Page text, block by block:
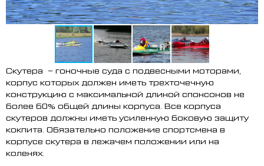
Скутера – гоночные суда с подвесными моторами,
корпус которых должен иметь трехточечную
конструкцию с максимальной длиной спонсонов не
более 60% общей длины корпуса. Все корпуса
скутеров должны иметь усиленную боковую защиту
кокпита. Обязательно положение спортсмена в
корпусе скутера в лежачем положении или на
коленях.